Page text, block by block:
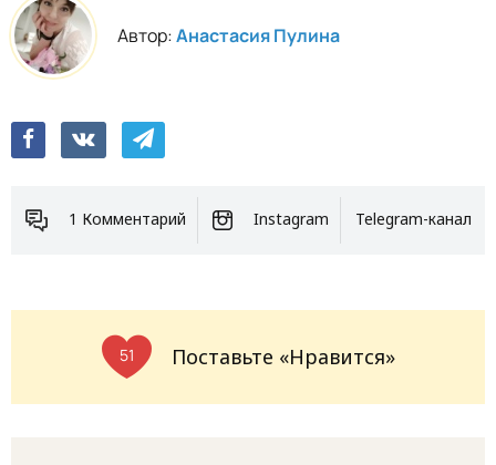
Автор:Анастасия Пулина
1 Комментарий Instagram Telegram-канал
51 Поставьте «Нравится»